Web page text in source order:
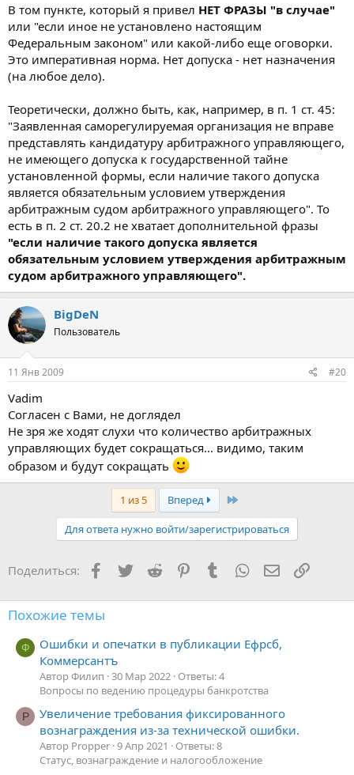
В том пункте, который я привел НЕТ ФРАЗЫ "в случае"
или "если иное не установлено настоящим
Федеральным законом" или какой-либо еще оговорки.
Это императивная норма. Нет допуска - нет назначения
(на любое дело).
Теоретически, должно быть, как, например, в п. 1 ст. 45:
"Заявленная саморегулируемая организация не вправе
представлять кандидатуру арбитражного управляющего,
не имеющего допуска к государственной тайне
установленной формы, если наличие такого допуска
является обязательным условием утверждения
арбитражным судом арбитражного управляющего". То
есть в п. 2 ст. 20.2 не хватает дополнительной фразы
"если наличие такого допуска является
обязательным условием утверждения арбитражным
судом арбитражного управляющего".
BigDeN
Пользователь
11 Янв 2009 #20
Vadim
Согласен с Вами, не доглядел
Не зря же ходят слухи что количество арбитражных
управляющих будет сокращаться... видимо, таким
образом и будут сокращать
1 из 5 Вперед Последняя
Для ответа нужно войти/зарегистрироваться
Поделиться: Facebook
TwitterReddit PinterestTumblr WhatsApp Ссылка
Похожие темы
Ф
Ошибки и опечатки в публикации Ефрсб,
Коммерсантъ
Автор Филип 30 Мар 2022 Ответы: 4
Вопросы по ведению процедуры банкротства
P
Увеличение требования фиксированного
вознаграждения из-за технической ошибки.
Автор Propper 9 Апр 2021
Ответы: 8
Статус, вознаграждение и налогообложение